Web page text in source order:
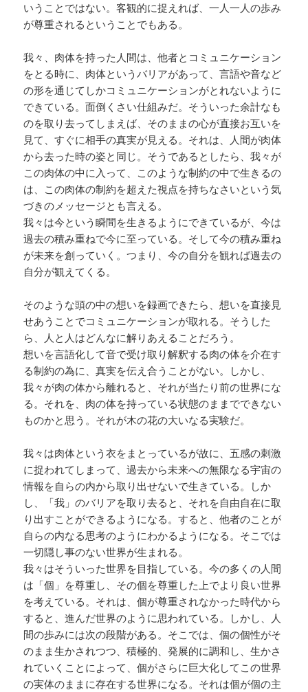
いうことではない。客観的に捉えれば、一人一人の歩み
が尊重されるということでもある。
我々、肉体を持った人間は、他者とコミュニケーション
をとる時に、肉体というバリアがあって、言語や音など
の形を通じてしかコミュニケーションがとれないように
できている。面倒くさい仕組みだ。そういった余計なも
のを取り去ってしまえば、そのままの心が直接お互いを
見て、すぐに相手の真実が見える。それは、人間が肉体
から去った時の姿と同じ。そうであるとしたら、我々が
この肉体の中に入って、このような制約の中で生きるの
は、この肉体の制約を超えた視点を持ちなさいという気
づきのメッセージとも言える。
我々は今という瞬間を生きるようにできているが、今は
過去の積み重ねで今に至っている。そして今の積み重ね
が未来を創っていく。つまり、今の自分を観れば過去の
自分が観えてくる。
そのような頭の中の想いを録画できたら、想いを直接見
せあうことでコミュニケーションが取れる。そうした
ら、人と人はどんなに解りあえることだろう。
想いを言語化して音で受け取り解釈する肉の体を介在す
る制約の為に、真実を伝え合うことがない。しかし、
我々が肉の体から離れると、それが当たり前の世界にな
る。それを、肉の体を持っている状態のままでできない
ものかと思う。それが木の花の大いなる実験だ。
我々は肉体という衣をまとっているが故に、五感の刺激
に捉われてしまって、過去から未来への無限なる宇宙の
情報を自らの内から取り出せないで生きている。しか
し、「我」のバリアを取り去ると、それを自由自在に取
り出すことができるようになる。すると、他者のことが
自らの内なる思考のようにわかるようになる。そこでは
一切隠し事のない世界が生まれる。
我々はそういった世界を目指している。今の多くの人間
は「個」を尊重し、その個を尊重した上でより良い世界
を考えている。それは、個が尊重されなかった時代から
すると、進んだ世界のように思われている。しかし、人
間の歩みには次の段階がある。そこでは、個の個性がそ
のまま生かされつつ、積極的、発展的に調和し、生かさ
れていくことによって、個がさらに巨大化してこの世界
の実体のままに存在する世界になる。それは個が個の主